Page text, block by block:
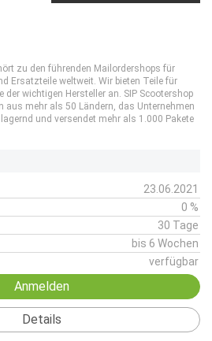
zu den führenden Mailordershops für
Ersatzteile weltweit. Wir bieten Teile für
der wichtigen Hersteller an. SIP Scootershop
aus mehr als 50 Ländern, das Unternehmen
und versendet mehr als 1.000 Pakete
23.06.2021
0 %
30 Tage
bis 6 Wochen
verfügbar
Anmelden
Details